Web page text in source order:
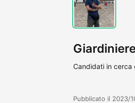
Candidati in cerca
Pubblicato il 2023/